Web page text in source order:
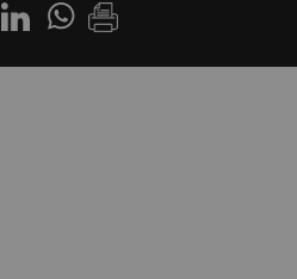
LinkedinWhatsapp